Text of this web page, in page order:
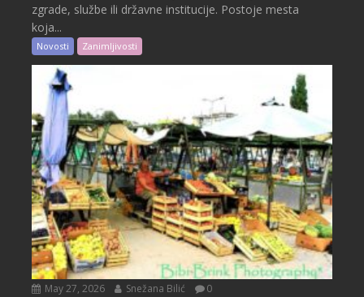
zgrade, službe ili državne institucije. Postoje mesta
koja...
Novosti Zanimljivosti
May 27, 2026 Snežana Bilić 0